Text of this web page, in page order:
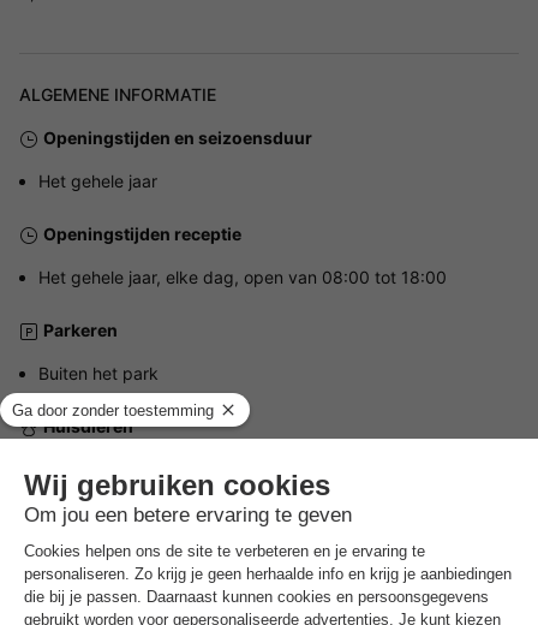
ALGEMENE INFORMATIE
Openingstijden en seizoensduur
Het gehele jaar
Openingstijden receptie
Het gehele jaar, elke dag, open van 08:00 tot 18:00
Parkeren
Buiten het park
Huisdieren
Het maximaal aantal huisdieren dat is toegestaan wordt
aangegeven in de gegevens van de accommodatie.
Praktische informatie
Aantal staanplaatsen op het park:7 accommodaties